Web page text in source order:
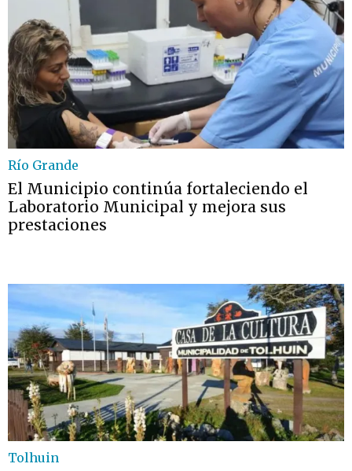
Río Grande
El Municipio continúa fortaleciendo el
Laboratorio Municipal y mejora sus
prestaciones
Tolhuin